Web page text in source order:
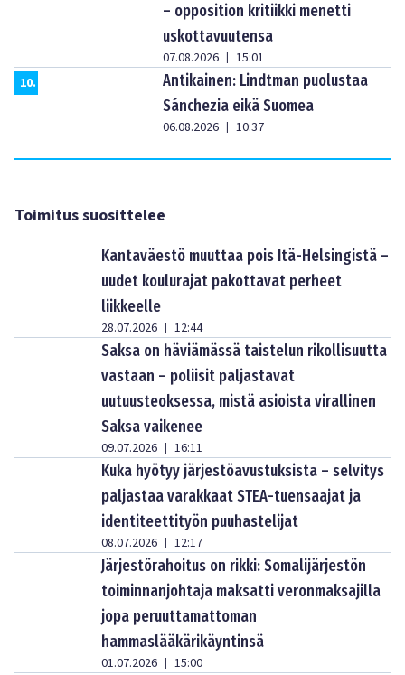
– opposition kritiikki menetti
uskottavuutensa
07.08.2026 | 15:01
10.
Antikainen: Lindtman puolustaa
Sánchezia eikä Suomea
06.08.2026 | 10:37
Toimitus suosittelee
Kantaväestö muuttaa pois Itä-Helsingistä –
uudet koulurajat pakottavat perheet
liikkeelle
28.07.2026 | 12:44
Saksa on häviämässä taistelun rikollisuutta
vastaan – poliisit paljastavat
uutuusteoksessa, mistä asioista virallinen
Saksa vaikenee
09.07.2026 | 16:11
Kuka hyötyy järjestöavustuksista – selvitys
paljastaa varakkaat STEA-tuensaajat ja
identiteettityön puuhastelijat
08.07.2026 | 12:17
Järjestörahoitus on rikki: Somalijärjestön
toiminnanjohtaja maksatti veronmaksajilla
jopa peruuttamattoman
hammaslääkärikäyntinsä
01.07.2026 | 15:00